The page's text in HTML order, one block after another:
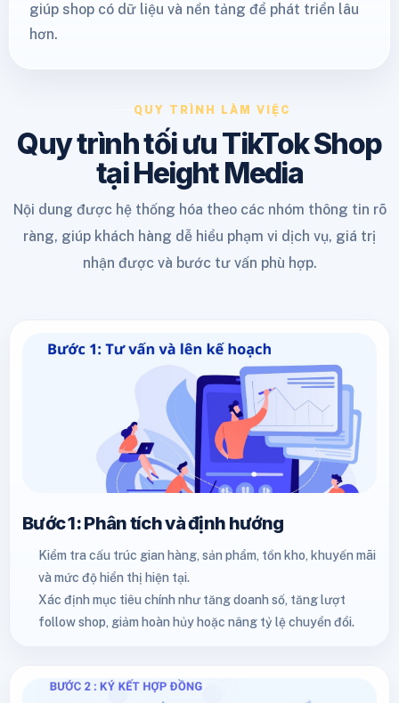
giúp shop có dữ liệu và nền tảng để phát triển lâu
hơn.
QUY TRÌNH LÀM VIỆC
Quy trình tối ưu TikTok Shop
tại Height Media
Nội dung được hệ thống hóa theo các nhóm thông tin rõ
ràng, giúp khách hàng dễ hiểu phạm vi dịch vụ, giá trị
nhận được và bước tư vấn phù hợp.
Bước 1: Phân tích và định hướng
Kiểm tra cấu trúc gian hàng, sản phẩm, tồn kho, khuyến mãi
và mức độ hiển thị hiện tại.
Xác định mục tiêu chính như tăng doanh số, tăng lượt
follow shop, giảm hoàn hủy hoặc nâng tỷ lệ chuyển đổi.